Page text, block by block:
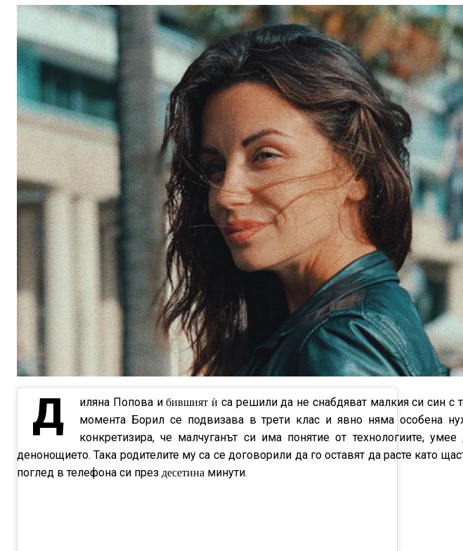
Д иляна Попова ибившият ѝ са решили да не снабдяват малкия си син с
момента Борил се подвизава в трети клас и явно няма особена
конкретизира, че малчуганът си има понятие от технологиите,
денонощието. Така родителите му са се договорили да го оставят да расте като
поглед в телефона си през десетина минути.